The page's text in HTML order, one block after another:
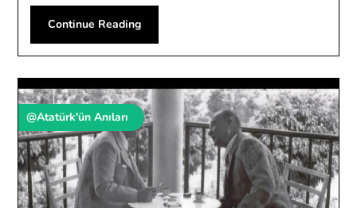
Continue Reading
@Atatürk'ün Anıları